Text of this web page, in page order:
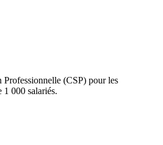
Professionnelle (CSP) pour les
1 000 salariés.